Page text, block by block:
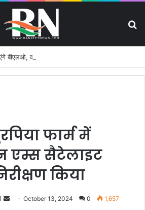
बीएलओ, करेंगे नोटिसों का निस्तारण
फार्म में
एम्स सैटेलाइट
किया
October 13, 2024 0 1,657